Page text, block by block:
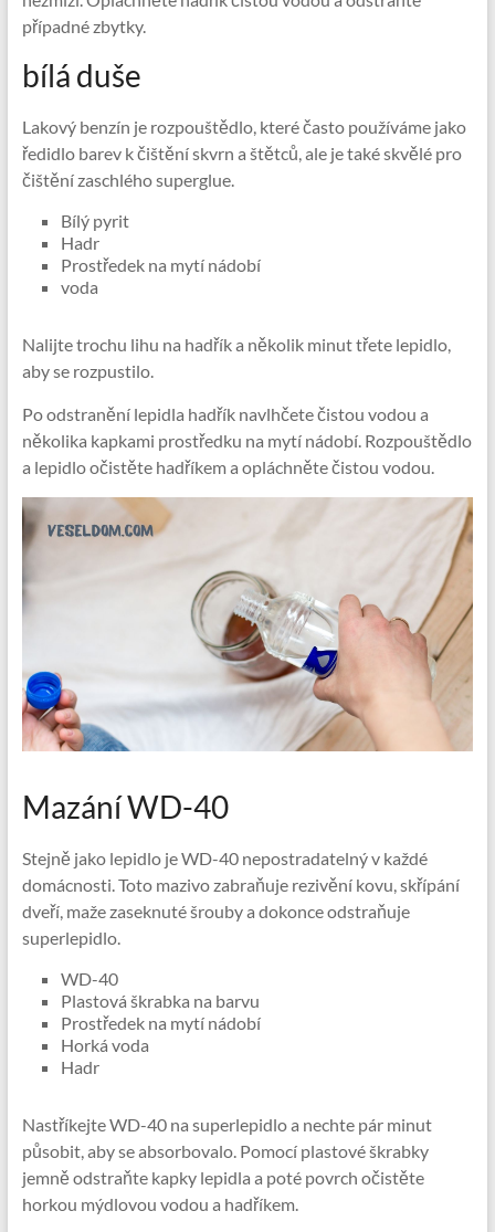
případné zbytky.
bílá duše
Lakový benzín je rozpouštědlo, které často používáme jako
ředidlo barev k čištění skvrn a štětců, ale je také skvělé pro
čištění zaschlého superglue.
Bílý pyrit
Hadr
Prostředek na mytí nádobí
voda
Nalijte trochu lihu na hadřík a několik minut třete lepidlo,
aby se rozpustilo.
Po odstranění lepidla hadřík navlhčete čistou vodou a
několika kapkami prostředku na mytí nádobí. Rozpouštědlo
a lepidlo očistěte hadříkem a opláchněte čistou vodou.
Mazání WD-40
Stejně jako lepidlo je WD-40 nepostradatelný v každé
domácnosti. Toto mazivo zabraňuje rezivění kovu, skřípání
dveří, maže zaseknuté šrouby a dokonce odstraňuje
superlepidlo.
WD-40
Plastová škrabka na barvu
Prostředek na mytí nádobí
Horká voda
Hadr
Nastříkejte WD-40 na superlepidlo a nechte pár minut
působit, aby se absorbovalo. Pomocí plastové škrabky
jemně odstraňte kapky lepidla a poté povrch očistěte
horkou mýdlovou vodou a hadříkem.